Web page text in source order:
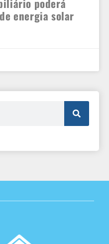
poderá
energia solar